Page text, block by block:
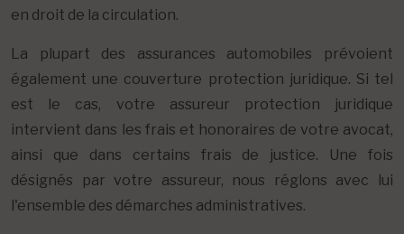
en droit de la circulation.
La plupart des assurances automobiles prévoient
également une couverture protection juridique. Si tel
est le cas, votre assureur protection juridique
intervient dans les frais et honoraires de votre avocat,
ainsi que dans certains frais de justice. Une fois
désignés par votre assureur, nous réglons avec lui
l'ensemble des démarches administratives.